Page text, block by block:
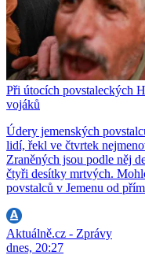
Při útocích povstaleckých
vojáků
Údery jemenských
lidí, řekl ve čtvrtek
Zraněných jsou podle něj
čtyři desítky mrtvých.
povstalců v Jemenu od
Aktuálně.cz - Zprávy
dnes, 20:27